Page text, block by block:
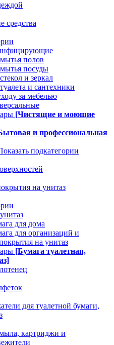
средства
полов
посуды
и зеркал
и сантехники
за мебелью
[Чистящие и моющие
и профессиональная
подкатегории
на унитаз
для дома
для организаций и
на унитаз
[Бумага туалетная,
для туалетной бумаги,
картриджи и